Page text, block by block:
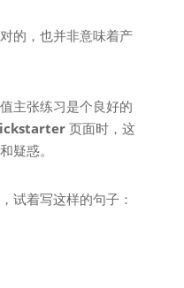
的，也并非意味着产
主张练习是个良好的
页面时，这
疑惑。
试着写这样的句子：